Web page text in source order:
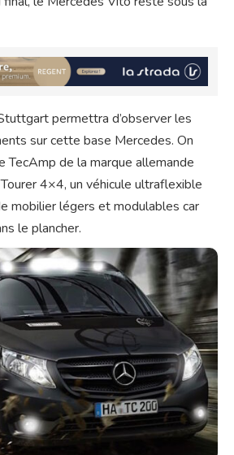
permettra d’observer les
sur cette base Mercedes. On
TecAmp de la marque allemande
4×4, un véhicule ultraflexible
mobilier légers et modulables car
le plancher.